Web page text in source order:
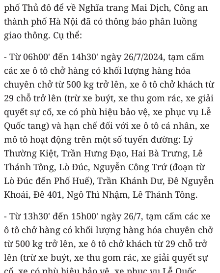
phố Thủ đô để về Nghĩa trang Mai Dịch, Công an
thành phố Hà Nội đã có thông báo phân luồng
giao thông. Cụ thể:
- Từ 06h00' đến 14h30' ngày 26/7/2024, tạm cấm
các xe ô tô chở hàng có khối lượng hàng hóa
chuyên chở từ 500 kg trở lên, xe ô tô chở khách từ
29 chỗ trở lên (trừ xe buýt, xe thu gom rác, xe giải
quyết sự cố, xe có phù hiệu bảo vệ, xe phục vụ Lễ
Quốc tang) và hạn chế đối với xe ô tô cá nhân, xe
mô tô hoạt động trên một số tuyến đường: Lý
Thường Kiệt, Trần Hưng Đạo, Hai Bà Trưng, Lê
Thánh Tông, Lò Đúc, Nguyễn Công Trứ (đoạn từ
Lò Đúc đến Phố Huế), Trần Khánh Dư, Đê Nguyễn
Khoái, Đê 401, Ngô Thì Nhậm, Lê Thánh Tông.
- Từ 13h30' đến 15h00' ngày 26/7, tạm cấm các xe
ô tô chở hàng có khối lượng hàng hóa chuyên chở
từ 500 kg trở lên, xe ô tô chở khách từ 29 chỗ trở
lên (trừ xe buýt, xe thu gom rác, xe giải quyết sự